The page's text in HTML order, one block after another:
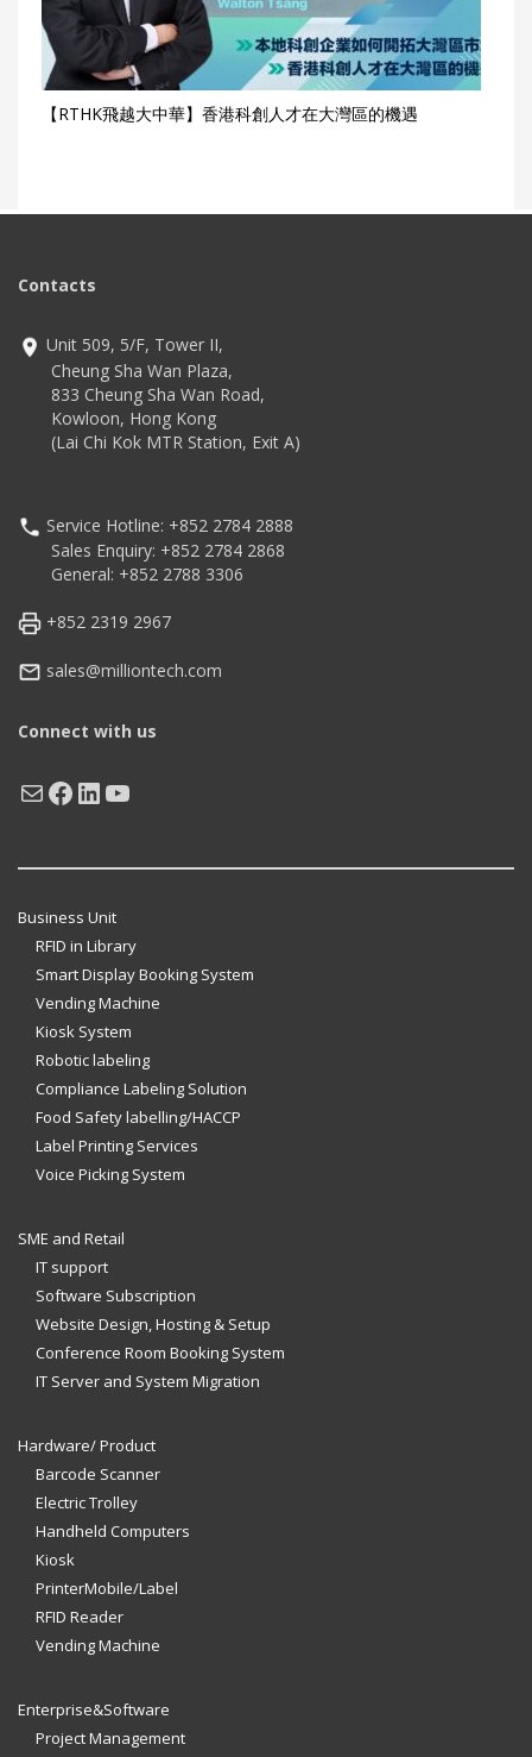
【RTHK飛越大中華】香港科創人才在大灣區的機遇
Contacts
Unit 509, 5/F, Tower II,
Cheung Sha Wan Plaza,
833 Cheung Sha Wan Road,
Kowloon, Hong Kong
(Lai Chi Kok MTR Station, Exit A)
Service Hotline: +852 2784 2888
Sales Enquiry: +852 2784 2868
General: +852 2788 3306
+852 2319 2967
sales@milliontech.com
Connect with us
MailFacebook
LinkedIn
YouTube
Business Unit
RFID in Library
Smart Display Booking System
Vending Machine
Kiosk System
Robotic labeling
Compliance Labeling Solution
Food Safety labelling/HACCP
Label Printing Services
Voice Picking System
SME and Retail
IT support
Software Subscription
Website Design, Hosting & Setup
Conference Room Booking System
IT Server and System Migration
Hardware/ Product
Barcode Scanner
Electric Trolley
Handheld Computers
Kiosk
PrinterMobile/Label
RFID Reader
Vending Machine
Enterprise&Software
Project Management